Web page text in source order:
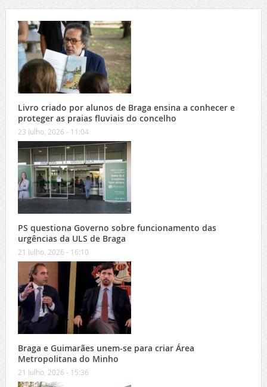
Livro criado por alunos de Braga ensina a conhecer e
proteger as praias fluviais do concelho
23 Julho, 2026 - 11:04
PS questiona Governo sobre funcionamento das
urgências da ULS de Braga
21 Julho, 2026 - 16:10
Braga e Guimarães unem-se para criar Área
Metropolitana do Minho
21 Julho, 2026 - 15:36